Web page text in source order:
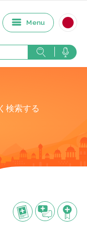
Menu
検索する